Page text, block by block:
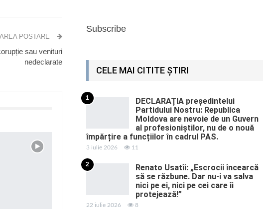
POSTARE
sau venituri
nedeclarate
Subscribe
CELE MAI CITITE ȘTIRI
1
DECLARAȚIA președintelui
Partidului Nostru: Republica
Moldova are nevoie de un Guvern
al profesioniștilor, nu de o nouă
împărțire a funcțiilor în cadrul PAS.
3 iulie 2026 11
2
Renato Usatîi: „Escrocii încearcă
să se răzbune. Dar nu-i va salva
nici pe ei, nici pe cei care îi
protejează!”
22 iulie 2026 8